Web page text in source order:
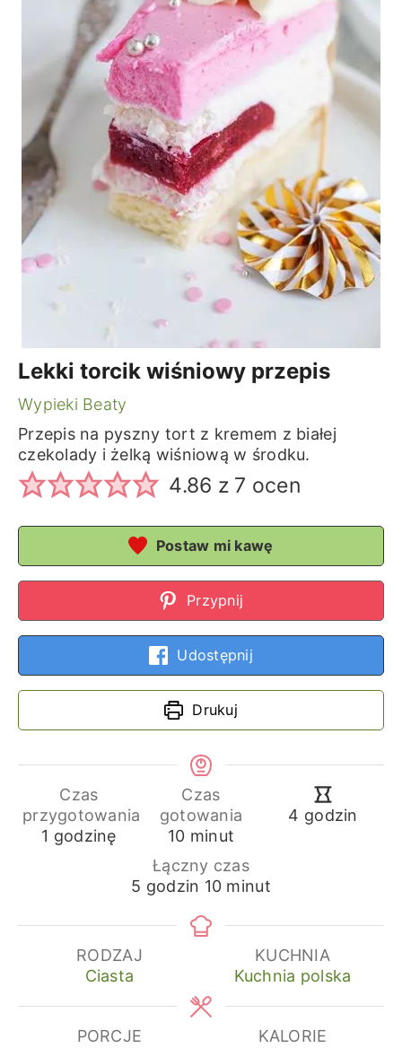
Lekki torcik wiśniowy przepis
Wypieki Beaty
Przepis na pyszny tort z kremem z białej
czekolady i żelką wiśniową w środku.
4.86 z 7 ocen
Postaw mi kawę
Przypnij
Udostępnij
Drukuj
Czas
przygotowania
1 godzina
godzinę
Czas
gotowania
10minuty
minut
4 godziny
godzin
Łączny czas
5 godziny
godzin 10minuty
minut
RODZAJ
Ciasta
KUCHNIA
Kuchnia polska
PORCJE
KALORIE